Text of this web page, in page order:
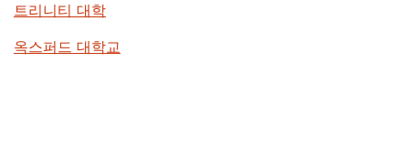
트리니티 대학
옥스퍼드 대학교